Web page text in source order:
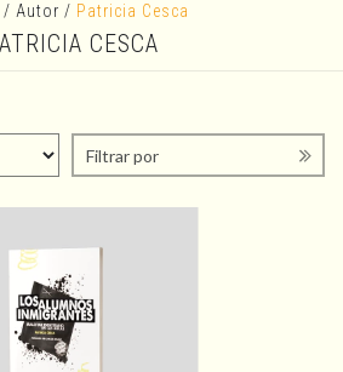
/ Autor / Patricia Cesca
CESCA
Filtrar por